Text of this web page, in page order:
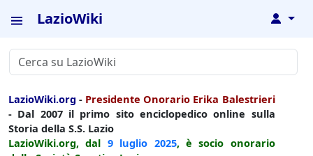
LazioWiki ↓
LazioWiki.org - Presidente Onorario Erika Balestrieri
- Dal 2007 il primo sito enciclopedico online sulla
Storia della S.S. Lazio
LazioWiki.org, dal 9 luglio 2025, è socio onorario